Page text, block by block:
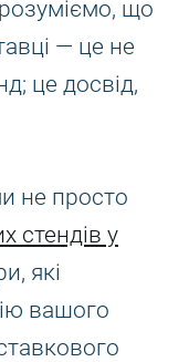
що
— це не
це досвід,
не просто
стендів у
які
вашого